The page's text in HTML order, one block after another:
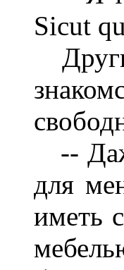
Sicut
--
для
иметь